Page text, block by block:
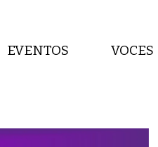
EVENTOS VOCES